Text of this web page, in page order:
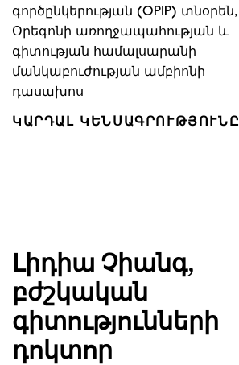
գործընկերության (OPIP) տնօրեն,
Օրեգոնի առողջապահության և
գիտության համալսարանի
մանկաբուժության ամբիոնի
դասախոս
ԿԱՐԴԱԼ ԿԵՆՍԱԳՐՈՒԹՅՈՒՆԸ
Լիդիա Չիանգ,
բժշկական
գիտությունների
դոկտոր